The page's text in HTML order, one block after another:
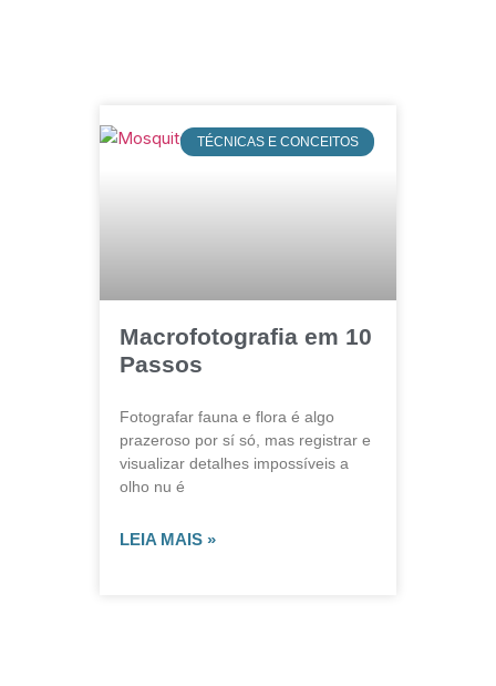
TÉCNICAS E CONCEITOS
Macrofotografia em 10
Passos
Fotografar fauna e flora é algo
prazeroso por sí só, mas registrar e
visualizar detalhes impossíveis a
olho nu é
LEIA MAIS »